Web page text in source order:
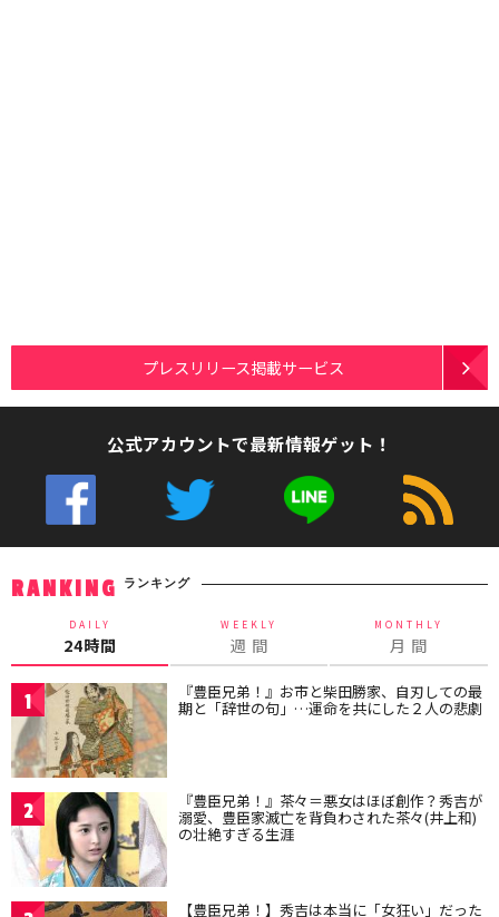
プレスリリース掲載サービス
公式アカウントで最新情報ゲット！
RANKING ランキング
DAILY
24時間
WEEKLY
週 間
MONTHLY
月 間
1 『豊臣兄弟！』お市と柴田勝家、自刃しての最
期と「辞世の句」…運命を共にした２人の悲劇
2 『豊臣兄弟！』茶々＝悪女はほぼ創作？秀吉が
溺愛、豊臣家滅亡を背負わされた茶々(井上和)
の壮絶すぎる生涯
【豊臣兄弟！】秀吉は本当に「女狂い」だった